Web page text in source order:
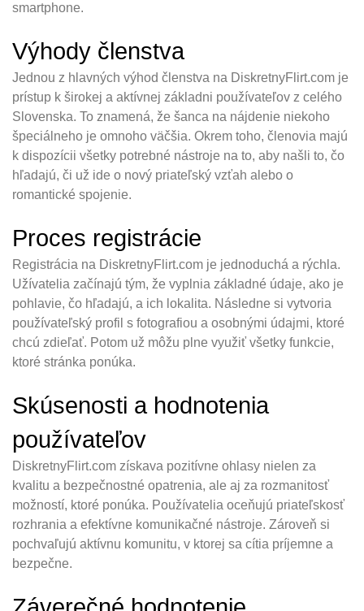
smartphone.
Výhody členstva
Jednou z hlavných výhod členstva na DiskretnyFlirt.com je
prístup k širokej a aktívnej základni používateľov z celého
Slovenska. To znamená, že šanca na nájdenie niekoho
špeciálneho je omnoho väčšia. Okrem toho, členovia majú
k dispozícii všetky potrebné nástroje na to, aby našli to, čo
hľadajú, či už ide o nový priateľský vzťah alebo o
romantické spojenie.
Proces registrácie
Registrácia na DiskretnyFlirt.com je jednoduchá a rýchla.
Užívatelia začínajú tým, že vyplnia základné údaje, ako je
pohlavie, čo hľadajú, a ich lokalita. Následne si vytvoria
používateľský profil s fotografiou a osobnými údajmi, ktoré
chcú zdieľať. Potom už môžu plne využiť všetky funkcie,
ktoré stránka ponúka.
Skúsenosti a hodnotenia
používateľov
DiskretnyFlirt.com získava pozitívne ohlasy nielen za
kvalitu a bezpečnostné opatrenia, ale aj za rozmanitosť
možností, ktoré ponúka. Používatelia oceňujú priateľskosť
rozhrania a efektívne komunikačné nástroje. Zároveň si
pochvaľujú aktívnu komunitu, v ktorej sa cítia príjemne a
bezpečne.